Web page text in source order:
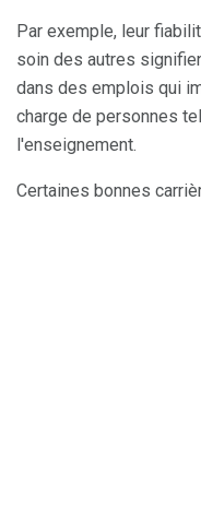
Par exemple, leur
soin des autres
dans des emplois qui
charge de personnes
l'enseignement.
Certaines bonnes